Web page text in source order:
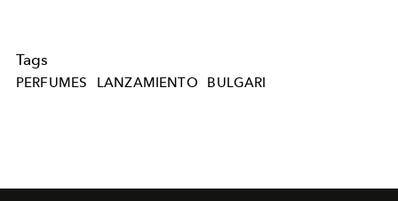
Tags
PERFUMES LANZAMIENTO BULGARI